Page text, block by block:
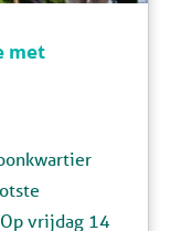
met
vrijdag 14